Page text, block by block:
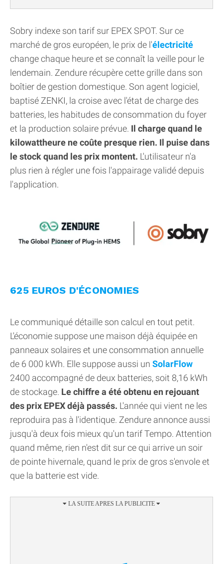
Sobry indexe son tarif sur EPEX SPOT. Sur ce
marché de gros européen, le prix de l'électricité
change chaque heure et se connaît la veille pour le
lendemain. Zendure récupère cette grille dans son
boîtier de gestion domestique. Son agent logiciel,
baptisé ZENKI, la croise avec l'état de charge des
batteries, les habitudes de consommation du foyer
et la production solaire prévue. Il charge quand le
kilowattheure ne coûte presque rien. Il puise dans
le stock quand les prix montent. L'utilisateur n'a
plus rien à régler une fois l'appairage validé depuis
l'application.
625 EUROS D'ÉCONOMIES
Le communiqué détaille son calcul en tout petit.
L'économie suppose une maison déjà équipée en
panneaux solaires et une consommation annuelle
de 6 000 kWh. Elle suppose aussi un SolarFlow
2400 accompagné de deux batteries, soit 8,16 kWh
de stockage. Le chiffre a été obtenu en rejouant
des prix EPEX déjà passés. L'année qui vient ne les
reproduira pas à l'identique. Zendure annonce aussi
jusqu'à deux fois mieux qu'un tarif Tempo. Attention
quand même, rien n'est dit sur ce qui arrive un soir
de pointe hivernale, quand le prix de gros s'envole et
que la batterie est vide.